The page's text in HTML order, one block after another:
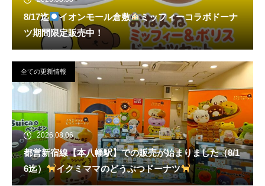
8/17迄 イオンモール倉敷
ミッフィーコラボドーナ
ツ期間限定販売中！
全ての更新情報
2026.08.06
都営新宿線【本八幡駅】での販売が始まりました（8/1
6迄）
イクミママのどうぶつドーナツ